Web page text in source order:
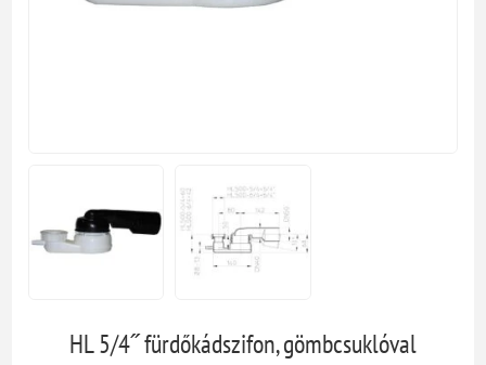
HL 5/4˝ fürdőkádszifon, gömbcsuklóval